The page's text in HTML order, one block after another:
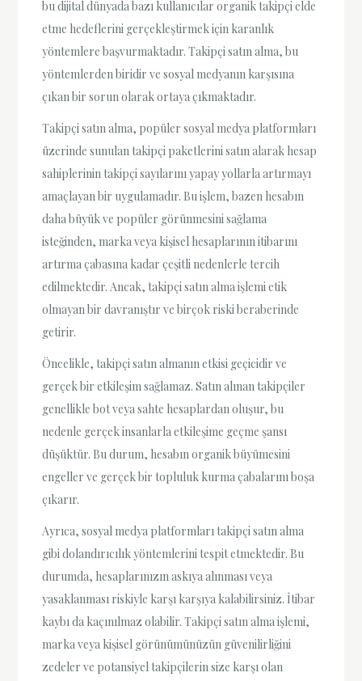
bu dijital dünyada bazı kullanıcılar organik takipçi elde
etme hedeflerini gerçekleştirmek için karanlık
yöntemlere başvurmaktadır. Takipçi satın alma, bu
yöntemlerden biridir ve sosyal medyanın karşısına
çıkan bir sorun olarak ortaya çıkmaktadır.
Takipçi satın alma, popüler sosyal medya platformları
üzerinde sunulan takipçi paketlerini satın alarak hesap
sahiplerinin takipçi sayılarını yapay yollarla artırmayı
amaçlayan bir uygulamadır. Bu işlem, bazen hesabın
daha büyük ve popüler görünmesini sağlama
isteğinden, marka veya kişisel hesaplarının itibarını
artırma çabasına kadar çeşitli nedenlerle tercih
edilmektedir. Ancak, takipçi satın alma işlemi etik
olmayan bir davranıştır ve birçok riski beraberinde
getirir.
Öncelikle, takipçi satın almanın etkisi geçicidir ve
gerçek bir etkileşim sağlamaz. Satın alınan takipçiler
genellikle bot veya sahte hesaplardan oluşur, bu
nedenle gerçek insanlarla etkileşime geçme şansı
düşüktür. Bu durum, hesabın organik büyümesini
engeller ve gerçek bir topluluk kurma çabalarını boşa
çıkarır.
Ayrıca, sosyal medya platformları takipçi satın alma
gibi dolandırıcılık yöntemlerini tespit etmektedir. Bu
durumda, hesaplarınızın askıya alınması veya
yasaklanması riskiyle karşı karşıya kalabilirsiniz. İtibar
kaybı da kaçınılmaz olabilir. Takipçi satın alma işlemi,
marka veya kişisel görünümünüzün güvenilirliğini
zedeler ve potansiyel takipçilerin size karşı olan